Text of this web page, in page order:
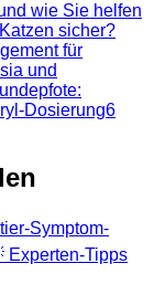
wie Sie helfen
sicher?
für
und
Dosierung6
Symptom-
Experten-Tipps